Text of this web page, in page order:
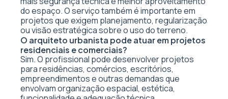
do espaço. O serviço também é importante em
projetos que exigem planejamento, regularização
ou visão estratégica sobre o uso do terreno.
O arquiteto urbanista pode atuar em projetos
residenciais e comerciais?
Sim. O profissional pode desenvolver projetos
para residências, comércios, escritórios,
empreendimentos e outras demandas que
envolvam organização espacial, estética,